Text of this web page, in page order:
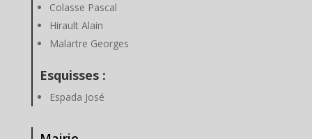
Colasse Pascal
Hirault Alain
Malartre Georges
Esquisses :
Espada José